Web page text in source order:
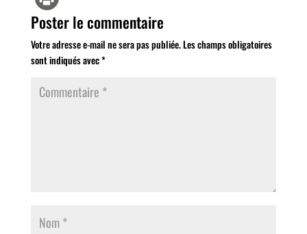
Poster le commentaire
Votre adresse e-mail ne sera pas publiée.Les champs obligatoires
sont indiqués avec*